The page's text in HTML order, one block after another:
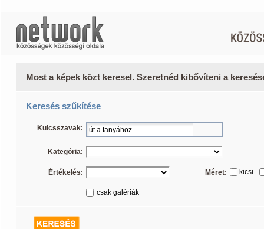
Most a képek közt keresel. Szeretnéd kibővíteni a
Keresés szűkítése
Kulcsszavak:
Kategória:
Értékelés: Méret: kicsi
csak galériák